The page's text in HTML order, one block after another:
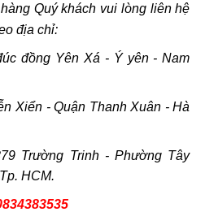
Quý khách vui lòng liên hệ
địa chỉ:
đồng Yên Xá - Ý yên - Nam
Xiển - Quận Thanh Xuân - Hà
Trường Trinh - Phường Tây
HCM.